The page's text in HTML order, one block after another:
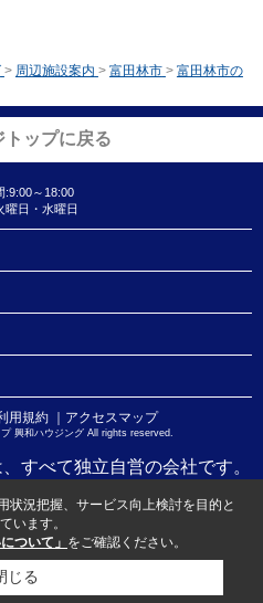
> 周辺施設案内 > 富田林市 > 富田林市の
トップに戻る
:9:00～18:00
曜日・水曜日
用規約 ｜アクセスマップ
興和ハウジング All rights reserved.
すべて独立自営の会社です。
状況把握、サービス向上検討を目的と
います。
ついて」 をご確認ください。
じる